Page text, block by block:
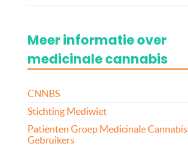
Meer informatie over
medicinale cannabis
CNNBS
Stichting Mediwiet
Patiënten Groep Medicinale Cannabis
Gebruikers